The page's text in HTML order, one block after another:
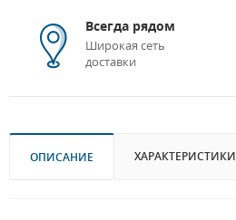
Всегда рядом
Широкая сеть
доставки
ОПИСАНИЕ ХАРАКТЕРИСТИКИ